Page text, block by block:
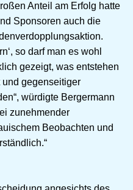
Anteil am Erfolg hatte
Sponsoren auch die
so darf man es wohl
gezeigt, was entstehen
und gegenseitiger
würdigte Bergermann
zunehmender
Beobachten und